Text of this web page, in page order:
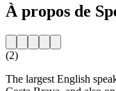
À propos de
(2)
The largest English